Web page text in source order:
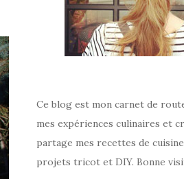
Ce blog est mon carnet de
mes expériences culinaires et
partage mes recettes de
projets tricot et DIY. Bonne